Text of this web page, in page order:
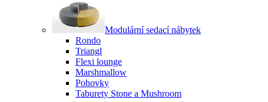
Modulární sedací nábytek
Rondo
Triangl
Flexi lounge
Marshmallow
Pohovky
Taburety Stone a Mushroom